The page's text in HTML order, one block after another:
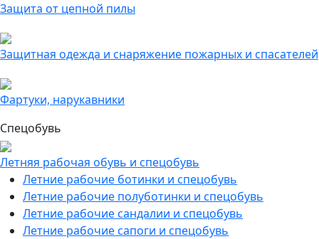
Защита от цепной пилы
Защитная одежда и снаряжение пожарных и спасателей
Фартуки, нарукавники
Спецобувь
Летняя рабочая обувь и спецобувь
Летние рабочие ботинки и спецобувь
Летние рабочие полуботинки и спецобувь
Летние рабочие сандалии и спецобувь
Летние рабочие сапоги и спецобувь